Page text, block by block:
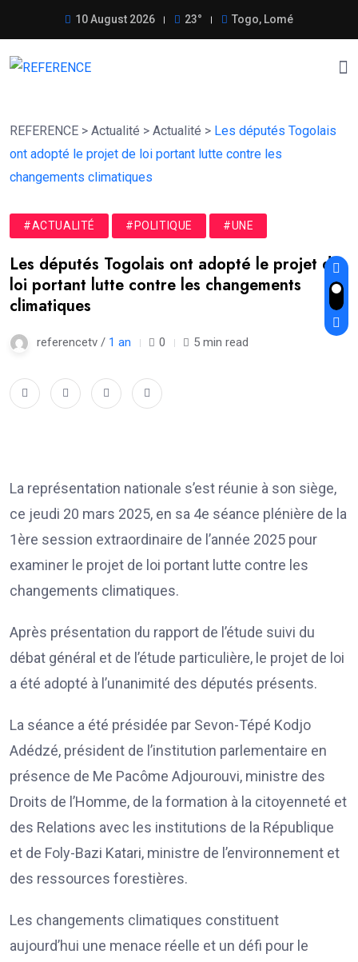
10 August 2026 23° Togo, Lomé
REFERENCE > Actualité > Actualité > Les députés Togolais
ont adopté le projet de loi portant lutte contre les
changements climatiques
#ACTUALITÉ #POLITIQUE #UNE
Les députés Togolais ont adopté le projet de
loi portant lutte contre les changements
climatiques
referencetv / 1 an 0 5 min read
La représentation nationale s’est réunie à son siège,
ce jeudi 20 mars 2025, en sa 4e séance plénière de la
1ère session extraordinaire de l’année 2025 pour
examiner le projet de loi portant lutte contre les
changements climatiques.
Après présentation du rapport de l’étude suivi du
débat général et de l’étude particulière, le projet de loi
a été adopté à l’unanimité des députés présents.
La séance a été présidée par Sevon-Tépé Kodjo
Adédzé, président de l’institution parlementaire en
présence de Me Pacôme Adjourouvi, ministre des
Droits de l’Homme, de la formation à la citoyenneté et
des Relations avec les institutions de la République
et de Foly-Bazi Katari, ministre de l’environnement et
des ressources forestières.
Les changements climatiques constituent
aujourd’hui une menace réelle et un défi pour le